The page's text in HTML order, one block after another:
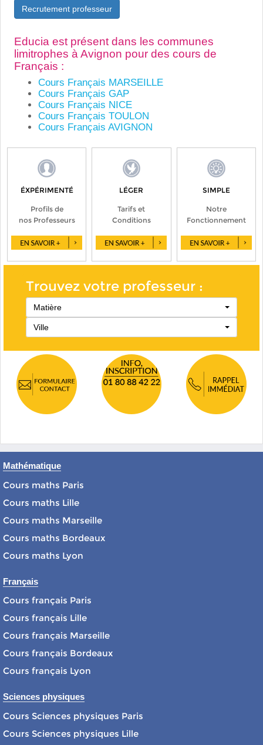
Recrutement professeur
Educia est présent dans les communes
limitrophes à Avignon pour des cours de
Français :
Cours Français MARSEILLE
Cours Français GAP
Cours Français NICE
Cours Français TOULON
Cours Français AVIGNON
ÉXPÉRIMENTÉ
Profils de
nos Professeurs
LÉGER
Tarifs et
Conditions
SIMPLE
Notre
Fonctionnement
Trouvez votre professeur :
Matière
Ville
Mathématique
Cours maths Paris
Cours maths Lille
Cours maths Marseille
Cours maths Bordeaux
Cours maths Lyon
Français
Cours français Paris
Cours français Lille
Cours français Marseille
Cours français Bordeaux
Cours français Lyon
Sciences physiques
Cours Sciences physiques Paris
Cours Sciences physiques Lille